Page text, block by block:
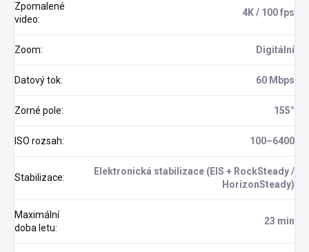
Zpomalené
video:
4K / 100 fps
Zoom: Digitální
Datový tok: 60 Mbps
Zorné pole: 155°
ISO rozsah: 100–6400
Stabilizace:
Elektronická stabilizace (EIS + RockSteady /
HorizonSteady)
Maximální
doba letu:
23 min